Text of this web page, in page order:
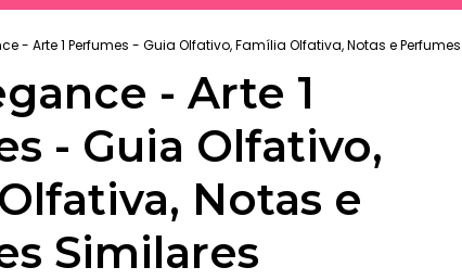
- Arte 1 Perfumes - Guia Olfativo, Família Olfativa, Notas e
- Arte 1
- Guia Olfativo,
Notas e
Similares